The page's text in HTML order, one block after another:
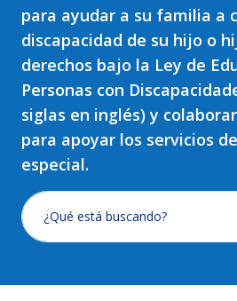
para ayudar a su familia a
discapacidad de su hijo o
derechos bajo la Ley de
Personas con
siglas en inglés) y
para apoyar los servicios
especial.
¿Qué está buscando?